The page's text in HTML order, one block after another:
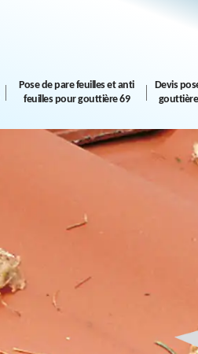
Pose de pare feuilles et anti
feuilles pour gouttière 69
Devis